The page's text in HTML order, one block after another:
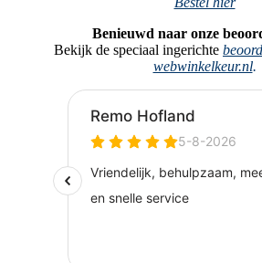
Benieuwd naar onze
Bekijk de speciaal ingerichte
webwinkelkeur.nl.